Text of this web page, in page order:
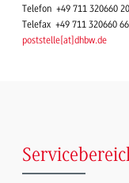
Telefon +49 711 320660
Telefax +49 711 320660 66
poststelle at dhbw.de